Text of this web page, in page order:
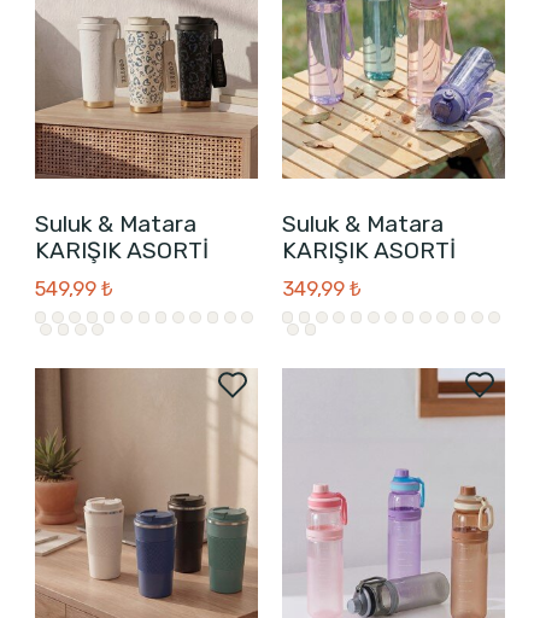
Suluk & Matara
KARIŞIK ASORTİ
549,99 ₺
Suluk & Matara
KARIŞIK ASORTİ
349,99 ₺